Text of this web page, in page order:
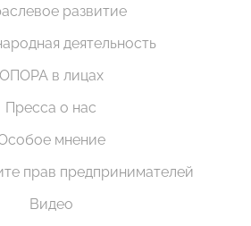
развитие
деятельность
ОПОРА в лицах
Пресса о нас
мнение
прав предпринимателей
Видео